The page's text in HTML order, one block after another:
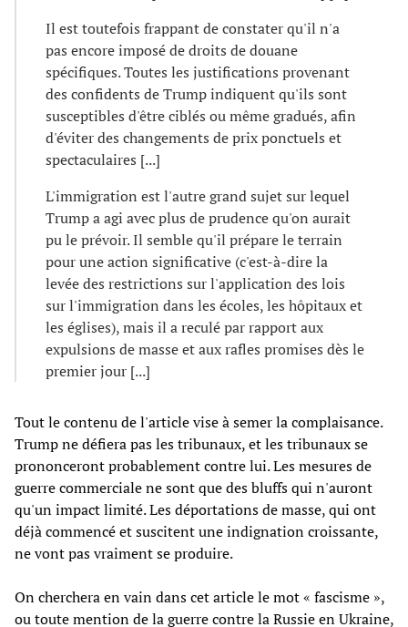
Il est toutefois frappant de constater qu'il n'a
pas encore imposé de droits de douane
spécifiques. Toutes les justifications provenant
des confidents de Trump indiquent qu'ils sont
susceptibles d'être ciblés ou même gradués, afin
d'éviter des changements de prix ponctuels et
spectaculaires [...]
L'immigration est l'autre grand sujet sur lequel
Trump a agi avec plus de prudence qu'on aurait
pu le prévoir. Il semble qu'il prépare le terrain
pour une action significative (c'est-à-dire la
levée des restrictions sur l'application des lois
sur l'immigration dans les écoles, les hôpitaux et
les églises), mais il a reculé par rapport aux
expulsions de masse et aux rafles promises dès le
premier jour [...]
Tout le contenu de l'article vise à semer la complaisance.
Trump ne défiera pas les tribunaux, et les tribunaux se
prononceront probablement contre lui. Les mesures de
guerre commerciale ne sont que des bluffs qui n'auront
qu'un impact limité. Les déportations de masse, qui ont
déjà commencé et suscitent une indignation croissante,
ne vont pas vraiment se produire.
On cherchera en vain dans cet article le mot « fascisme »,
ou toute mention de la guerre contre la Russie en Ukraine,